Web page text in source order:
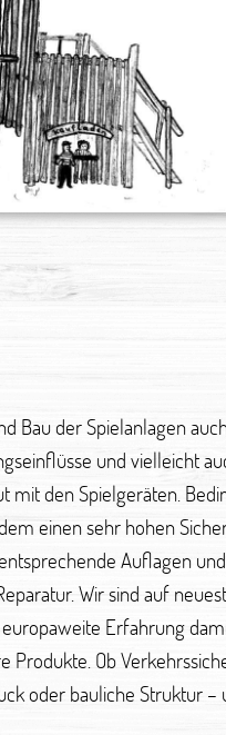
Bau der Spielanlagen
und vielleicht
mit den Spielgeräten.
einen sehr hohen
Auflagen
Wir sind auf
Erfahrung
Produkte. Ob
oder bauliche Struktur –